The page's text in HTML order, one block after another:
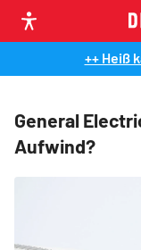
++ Heiß
General
Aufwind?